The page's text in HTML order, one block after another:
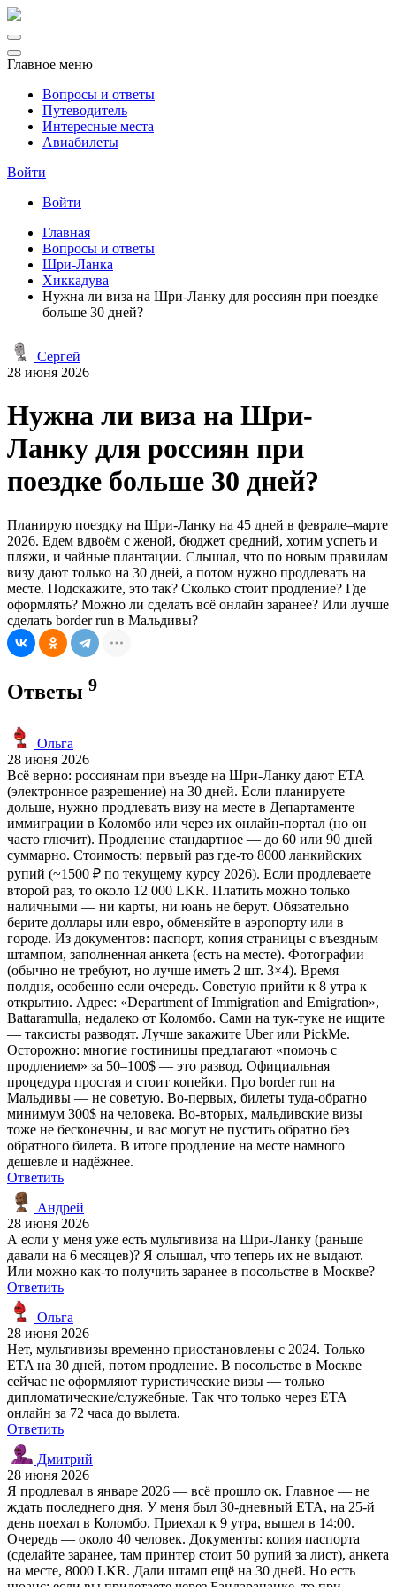
Главное меню
Вопросы и ответы
Путеводитель
Интересные места
Авиабилеты
Войти
Войти
Главная
Вопросы и ответы
Шри-Ланка
Хиккадува
Нужна ли виза на Шри-Ланку для россиян при поездке
больше 30 дней?
Сергей
28 июня 2026
Нужна ли виза на Шри-
Ланку для россиян при
поездке больше 30 дней?
Планирую поездку на Шри-Ланку на 45 дней в феврале–марте
2026. Едем вдвоём с женой, бюджет средний, хотим успеть и
пляжи, и чайные плантации. Слышал, что по новым правилам
визу дают только на 30 дней, а потом нужно продлевать на
месте. Подскажите, это так? Сколько стоит продление? Где
оформлять? Можно ли сделать всё онлайн заранее? Или лучше
сделать border run в Мальдивы?
Ответы 9
Ольга
28 июня 2026
Всё верно: россиянам при въезде на Шри-Ланку дают ETA
(электронное разрешение) на 30 дней. Если планируете
дольше, нужно продлевать визу на месте в Департаменте
иммиграции в Коломбо или через их онлайн-портал (но он
часто глючит). Продление стандартное — до 60 или 90 дней
суммарно. Стоимость: первый раз где-то 8000 ланкийских
рупий (~1500 ₽ по текущему курсу 2026). Если продлеваете
второй раз, то около 12 000 LKR. Платить можно только
наличными — ни карты, ни юань не берут. Обязательно
берите доллары или евро, обменяйте в аэропорту или в
городе. Из документов: паспорт, копия страницы с въездным
штампом, заполненная анкета (есть на месте). Фотографии
(обычно не требуют, но лучше иметь 2 шт. 3×4). Время —
полдня, особенно если очередь. Советую прийти к 8 утра к
открытию. Адрес: «Department of Immigration and Emigration»,
Battaramulla, недалеко от Коломбо. Сами на тук-туке не ищите
— таксисты разводят. Лучше закажите Uber или PickMe.
Осторожно: многие гостиницы предлагают «помочь с
продлением» за 50–100$ — это развод. Официальная
процедура простая и стоит копейки. Про border run на
Мальдивы — не советую. Во-первых, билеты туда-обратно
минимум 300$ на человека. Во-вторых, мальдивские визы
тоже не бесконечны, и вас могут не пустить обратно без
обратного билета. В итоге продление на месте намного
дешевле и надёжнее.
Ответить
Андрей
28 июня 2026
А если у меня уже есть мультивиза на Шри-Ланку (раньше
давали на 6 месяцев)? Я слышал, что теперь их не выдают.
Или можно как-то получить заранее в посольстве в Москве?
Ответить
Ольга
28 июня 2026
Нет, мультивизы временно приостановлены с 2024. Только
ETA на 30 дней, потом продление. В посольстве в Москве
сейчас не оформляют туристические визы — только
дипломатические/служебные. Так что только через ETA
онлайн за 72 часа до вылета.
Ответить
Дмитрий
28 июня 2026
Я продлевал в январе 2026 — всё прошло ок. Главное — не
ждать последнего дня. У меня был 30-дневный ETA, на 25-й
день поехал в Коломбо. Приехал к 9 утра, вышел в 14:00.
Очередь — около 40 человек. Документы: копия паспорта
(сделайте заранее, там принтер стоит 50 рупий за лист), анкета
на месте, 8000 LKR. Дали штамп ещё на 30 дней. Но есть